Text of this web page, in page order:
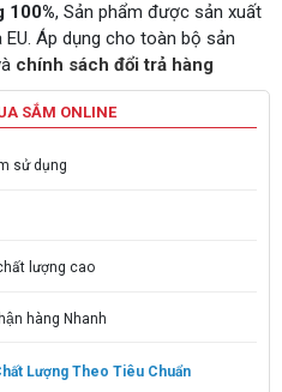
100%, Sản phẩm được sản xuất
Áp dụng cho toàn bộ sản
chính sách đổi trả hàng
SẮM ONLINE
sử dụng
lượng cao
hàng Nhanh
Lượng Theo Tiêu Chuẩn